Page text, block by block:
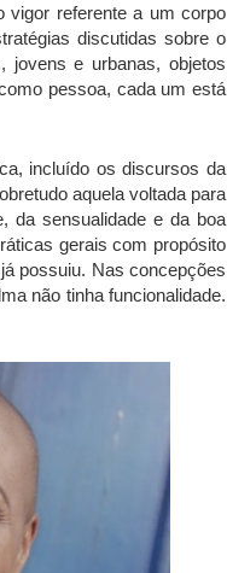
vigor referente a um corpo
discutidas sobre o
jovens e urbanas, objetos
pessoa, cada um está
incluído os discursos da
aquela voltada para
da sensualidade e da boa
gerais com propósito
possuiu. Nas concepções
não tinha funcionalidade.